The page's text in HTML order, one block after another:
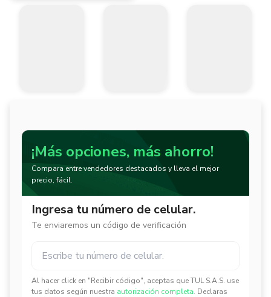
¡Más opciones, más ahorro!
Compara entre vendedores destacados y lleva el mejor
precio, fácil.
Ingresa tu número de celular.
Te enviaremos un código de verificación
Al hacer click en "Recibir código", aceptas que TUL S.A.S. use
tus datos según nuestra autorización completa. Declaras
✕
✕